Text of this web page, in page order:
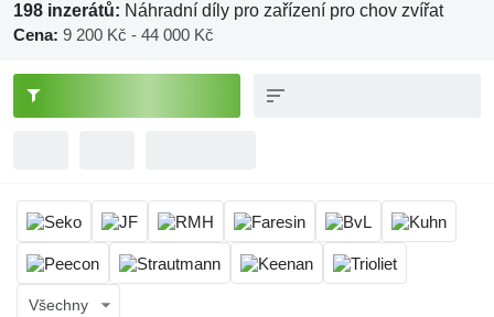
198 inzerátů: Náhradní díly pro zařízení pro chov zvířat
Cena: 9 200 Kč - 44 000 Kč
Všechny